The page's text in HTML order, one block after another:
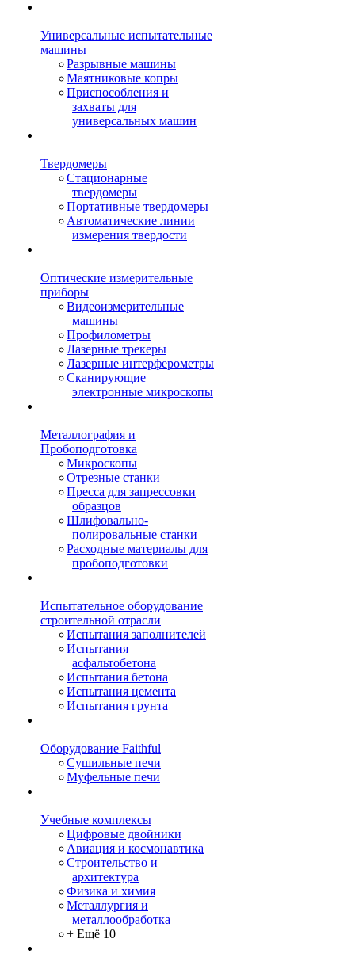
Универсальные испытательные
машины
Разрывные машины
Маятниковые копры
Приспособления и
захваты для
универсальных машин
Твердомеры
Стационарные
твердомеры
Портативные твердомеры
Автоматические линии
измерения твердости
Оптические измерительные
приборы
Видеоизмерительные
машины
Профилометры
Лазерные трекеры
Лазерные интерферометры
Сканирующие
электронные микроскопы
Металлография и
Пробоподготовка
Микроскопы
Отрезные станки
Пресса для запрессовки
образцов
Шлифовально-
полировальные станки
Расходные материалы для
пробоподготовки
Испытательное оборудование
строительной отрасли
Испытания заполнителей
Испытания
асфальтобетона
Испытания бетона
Испытания цемента
Испытания грунта
Оборудование Faithful
Сушильные печи
Муфельные печи
Учебные комплексы
Цифровые двойники
Авиация и космонавтика
Строительство и
архитектура
Физика и химия
Металлургия и
металлообработка
+ Ещё 10